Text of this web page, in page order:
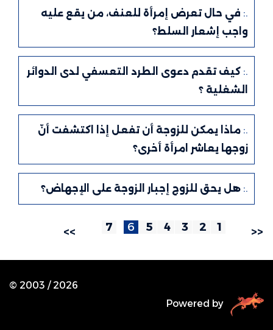
في حال تعرض إمرأة للعنف، من يقع عليه
واجب إشعار السلط؟
كيف تقدم دعوى الطرد التعسفي لدى الدوائر
الشغلية ؟
ماذا يمكن للزوجة أن تفعل إذا اكتشفت أنّ
زوجها يعاشر امرأة أخرى؟
هل يحق للزوج إجبار الزوجة على الإجهاض؟
<<
>>
© 2003 /2026
Powered by